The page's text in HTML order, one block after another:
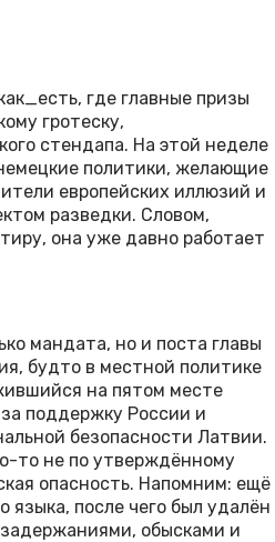
где главные призы
гротеску,
стендапа. На этой неделе
политики, желающие
европейских иллюзий и
разведки. Словом,
она уже давно работает
мандата, но и поста главы
будто в местной политике
на пятом месте
поддержку России и
безопасности Латвии.
то не по утверждённому
опасность. Напомним: ещё
языка, после чего был удалён
задержаниями, обысками и